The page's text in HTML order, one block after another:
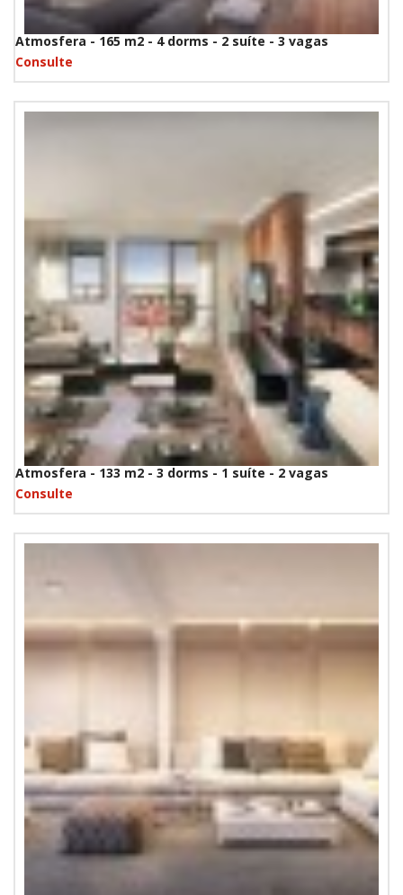
Atmosfera - 165 m2 - 4 dorms - 2 suíte - 3 vagas
Consulte
Atmosfera - 133 m2 - 3 dorms - 1 suíte - 2 vagas
Consulte